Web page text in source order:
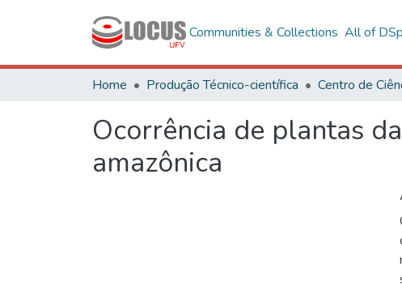
Communities & Collections All of
Home Produção Técnico-científica Centro de
Ocorrência de plantas
amazônica